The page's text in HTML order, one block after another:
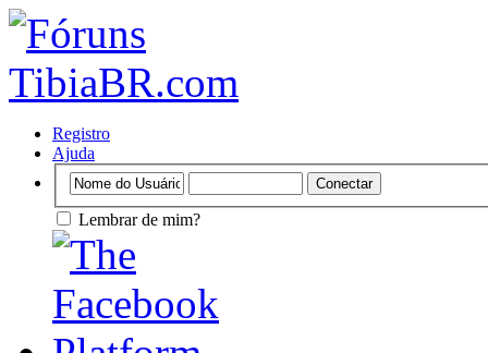
Registro
Ajuda
Lembrar de mim?